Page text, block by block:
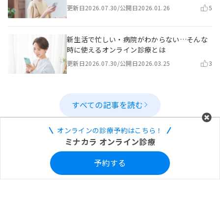
更新日2026.07.30/公開日2026.01.26 5
新生活で忙しい・病院がわからない…そんな
時に使えるオンライン診療とは
更新日2026.07.30/公開日2026.03.25 3
すべての記事を読む
オンラインの診療予約はこちら！
ミナカラ オンライン診療
予約する